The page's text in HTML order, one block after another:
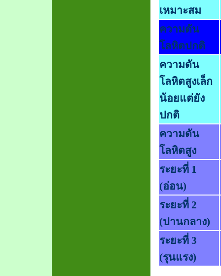
เหมาะสม
ความดัน
โลหิตปกติ
ความดัน
โลหิตสูงเล็ก
น้อยแต่ยัง
ปกติ
ความดัน
โลหิตสูง
ระยะที่ 1
(อ่อน)
ระยะที่ 2
(ปานกลาง)
ระยะที่ 3
(รุนแรง)